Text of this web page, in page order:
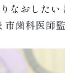
なおしたい
市歯科医師